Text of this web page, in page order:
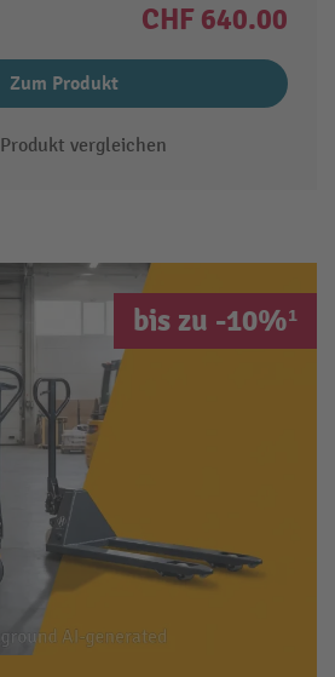
CHF 640.00
Zum Produkt
Produkt vergleichen
bis zu -10%¹